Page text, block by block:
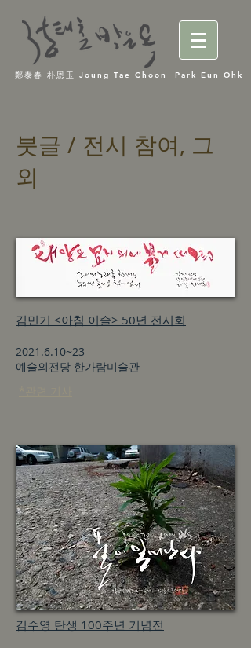
鄭泰春 朴恩玉 Joung Tae Choon Park Eun Ohk
붓글 / 전시 참여, 그
외
김민기 <아침 이슬> 50년 전시회
2021.6.10~23
예술의전당 한가람미술관
김수영 탄생 100주년 기념전